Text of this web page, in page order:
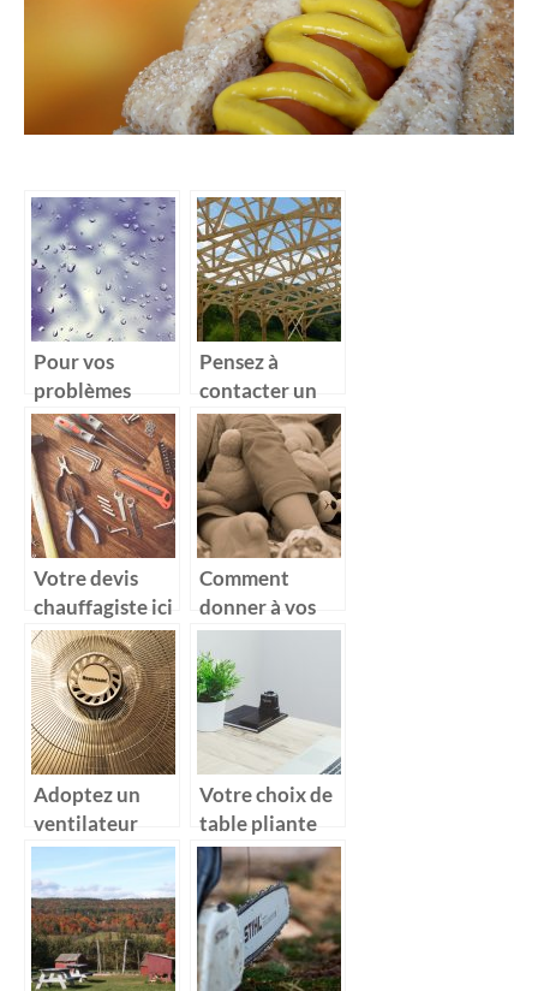
Pour vos
problèmes
d’humidité,
offrez vous un
hygromètre
Pensez à
contacter un
professionnel
pour la
confection de
votre
charpente
Votre devis
chauffagiste ici
Comment
donner à vos
enfants la
chambre dont
ils rêvent ?
Adoptez un
ventilateur
silencieux en
saison sèche
Votre choix de
table pliante